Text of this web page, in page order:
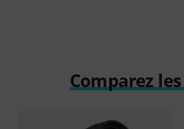
Comparez